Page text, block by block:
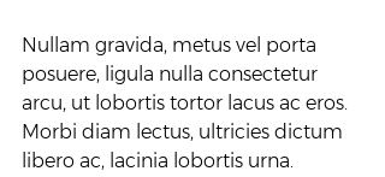
Nullam gravida, metus vel porta
posuere, ligula nulla consectetur
arcu, ut lobortis tortor lacus ac eros.
Morbi diam lectus, ultricies dictum
libero ac, lacinia lobortis urna.